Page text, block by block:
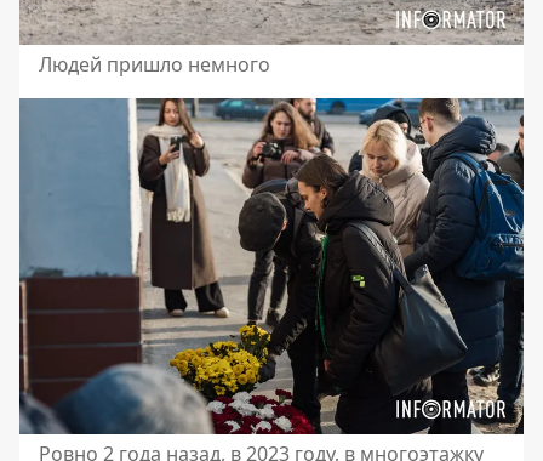
Людей пришло немного
Ровно 2 года назад, в 2023 году, в многоэтажку